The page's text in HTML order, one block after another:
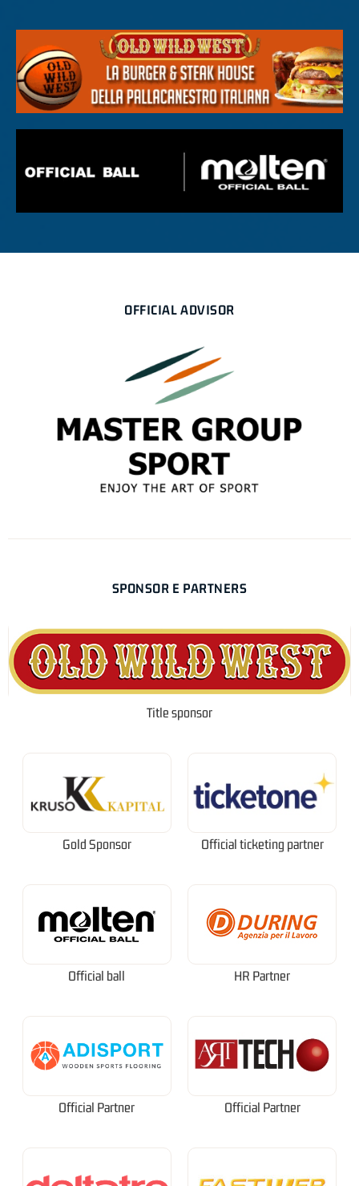
OFFICIAL ADVISOR
SPONSOR E PARTNERS
Title sponsor
Gold Sponsor Official ticketing partner
Official ball HR Partner
Official Partner Official Partner